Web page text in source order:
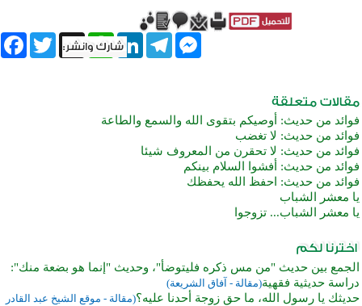
Twitter X
WhatsAppLinkedInTelegram
Messenger
فوائد من حديث: أوصيكم بتقوى الله والسمع والطاعة
فوائد من حديث: لا تغضب
فوائد من حديث: لا تحقرن من المعروف شيئا
فوائد من حديث: أفشوا السلام بينكم
فوائد من حديث: احفظ الله يحفظك
يا معشر الشباب
يا معشر الشباب... تزوجوا
الجمع بين حديث "من مس ذكره فليتوضأ"، وحديث "إنما هو بضعة منك":
دراسة حديثية فقهية(مقالة - آفاق الشريعة)
حديثك يا رسول الله، ما حق زوجة أحدنا عليه؟(مقالة - موقع الشيخ عبد القادر